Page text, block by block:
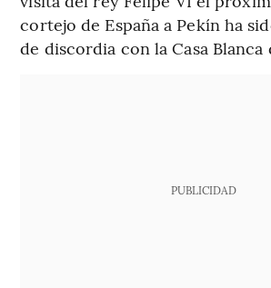
cortejo de España a Pekín ha
de discordia con la Casa
PUBLICIDAD